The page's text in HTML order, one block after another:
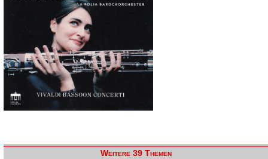
Weitere 39 Themen